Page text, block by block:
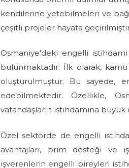
kendilerine yetebilmeleri ve
çeşitli projeler hayata
Osmaniye'deki engelli
bulunmaktadır. İlk olarak,
oluşturulmuştur. Bu sayede,
edebilmektedir. Özellikle,
vatandaşların istihdamına
Özel sektörde de engelli
avantajları, prim desteği ve
işverenlerin engelli bireyleri